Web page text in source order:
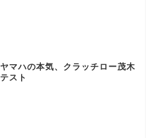
ヤマハの本気、クラッチロー茂木
テスト